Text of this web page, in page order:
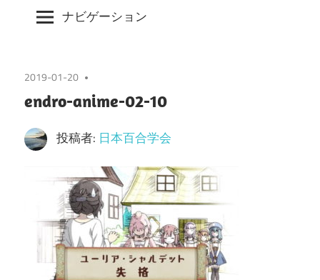
ナビゲーション
2019-01-20
endro-anime-02-10
投稿者: 日本百合学会